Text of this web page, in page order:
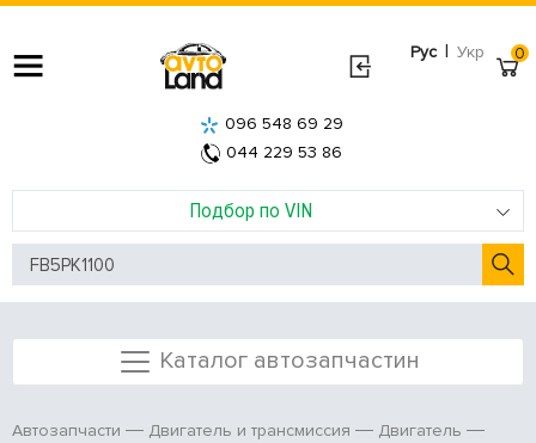
Рус | Укр
Подбор по VIN
096 548 69 29
044 229 53 86
0
Каталог автозапчастин
Автозапчасти Двигатель и трансмиссия
Двигатель